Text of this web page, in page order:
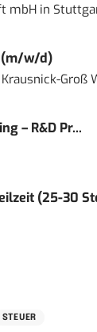
mbHin
(m/w/d)
Krausnick-Groß
– R&D Pr...
(25-30
STEUER